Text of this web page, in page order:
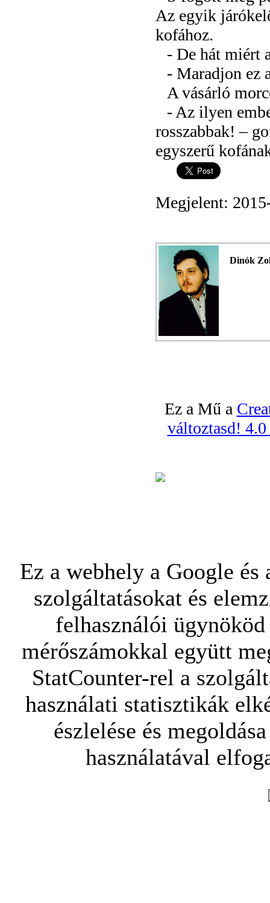
Az egyik
kofához.
- De hát miért
- Maradjon ez
A vásárló
- Az ilyen
rosszabbak! –
egyszerű
Megjelent:
Dinók
Ez a Mű a
változtasd!
Ez a webhely a Google
szolgáltatásokat és
felhasználói
mérőszámokkal együtt
StatCounter-rel a
használati statisztikák
észlelése és
használatával